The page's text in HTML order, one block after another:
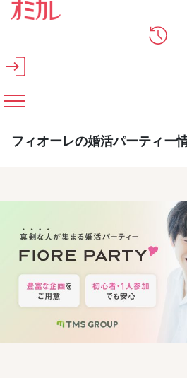
メインコンテンツへスキップ
フィオーレの婚活パーティー